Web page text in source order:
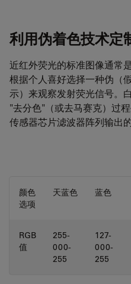
利用伪着色技术定
近红外荧光的标准图像通常
根据个人喜好选择一种伪（
示）来观察发射荧光信号。
"去分色"（或去马赛克）过
传感器芯片滤波器阵列输出
颜色
选项
天蓝色 蓝色
RGB
值
255-
000-
255
127-
000-
255